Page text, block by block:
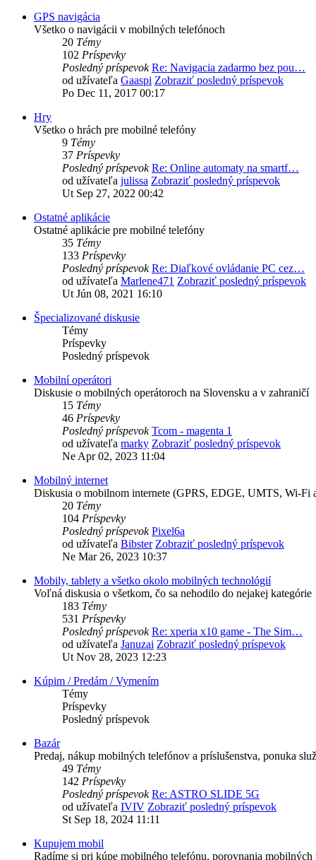
GPS navigácia
Všetko o navigácii v mobilných telefónoch
20 Témy
102 Príspevky
Posledný príspevok Re: Navigacia zadarmo bez pou…
od užívateľa Gaaspi Zobraziť posledný príspevok
Po Dec 11, 2017 00:17
Hry
Všetko o hrách pre mobilné telefóny
9 Témy
37 Príspevky
Posledný príspevok Re: Online automaty na smartf…
od užívateľa julissa Zobraziť posledný príspevok
Ut Sep 27, 2022 00:42
Ostatné aplikácie
Ostatné aplikácie pre mobilné telefóny
35 Témy
133 Príspevky
Posledný príspevok Re: Diaľkové ovládanie PC cez…
od užívateľa Marlene471 Zobraziť posledný príspevok
Ut Jún 08, 2021 16:10
Špecializované diskusie
Témy
Príspevky
Posledný príspevok
Mobilní operátori
Diskusie o mobilných operátoroch na Slovensku a v zahraničí
15 Témy
46 Príspevky
Posledný príspevok Tcom - magenta 1
od užívateľa marky Zobraziť posledný príspevok
Ne Apr 02, 2023 11:04
Mobilný internet
Diskusia o mobilnom internete (GPRS, EDGE, UMTS, Wi-Fi
20 Témy
104 Príspevky
Posledný príspevok Pixel6a
od užívateľa Bibster Zobraziť posledný príspevok
Ne Mar 26, 2023 10:37
Mobily, tablety a všetko okolo mobilných technológií
Voľná diskusia o všetkom, čo sa nehodilo do nejakej kategórie
183 Témy
531 Príspevky
Posledný príspevok Re: xperia x10 game - The Sim…
od užívateľa Januzai Zobraziť posledný príspevok
Ut Nov 28, 2023 12:23
Kúpim / Predám / Vymením
Témy
Príspevky
Posledný príspevok
Bazár
Predaj, nákup mobilných telefónov a príslušenstva, ponuka
49 Témy
142 Príspevky
Posledný príspevok Re: ASTRO SLIDE 5G
od užívateľa IVIV Zobraziť posledný príspevok
St Sep 18, 2024 11:11
Kupujem mobil
Radíme si pri kúpe mobilného telefónu, porovnania mobilných